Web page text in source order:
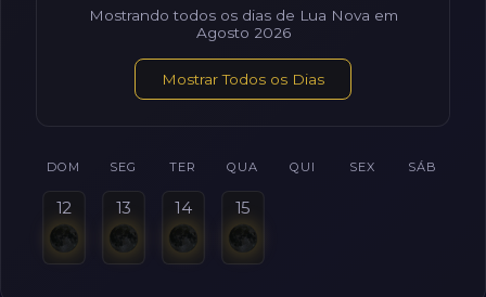
Mostrando todos os dias de Lua Nova em
Agosto 2026
Mostrar Todos os Dias
DOM SEG TER QUA QUI SEX SÁB
12 13 14 15